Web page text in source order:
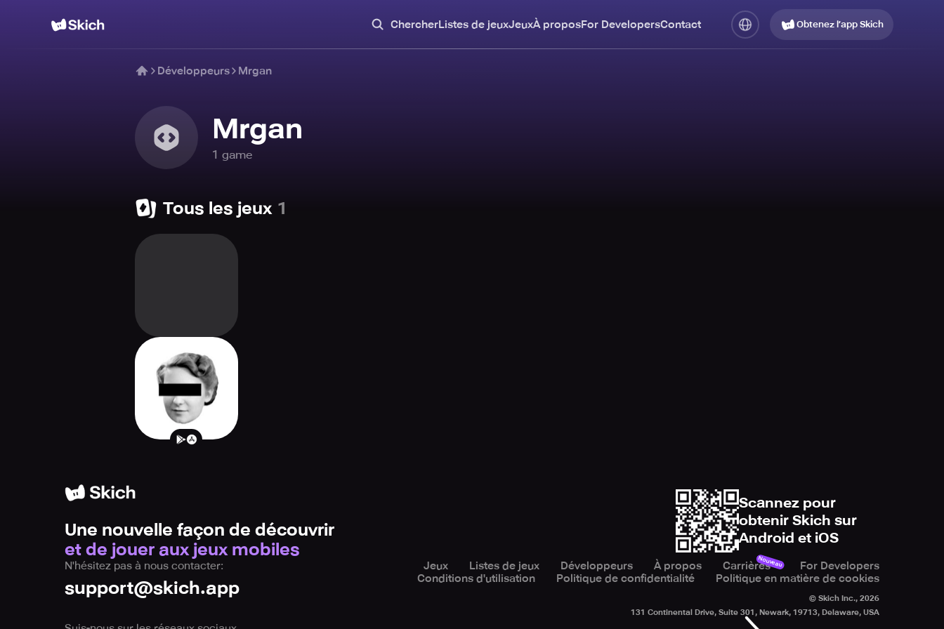
ChercherListes de jeuxJeuxÀ proposFor DevelopersContact Obtenez l’app Skich
Développeurs Mrgan
Mrgan
1 game
Tous les jeux 1
Blackbar
Une nouvelle façon de découvrir
et de jouer aux jeux mobiles
Scannez pour
obtenir Skich sur
Android et iOS
N'hésitez pas à nous contacter:
support@skich.app
Jeux Listes de jeux Développeurs À propos CarrièresNouveau
For Developers
Conditions d'utilisation
Politique de confidentialité Politique en matière de cookies
© Skich Inc., 2026
131 Continental Drive, Suite 301, Newark, 19713, Delaware, USA